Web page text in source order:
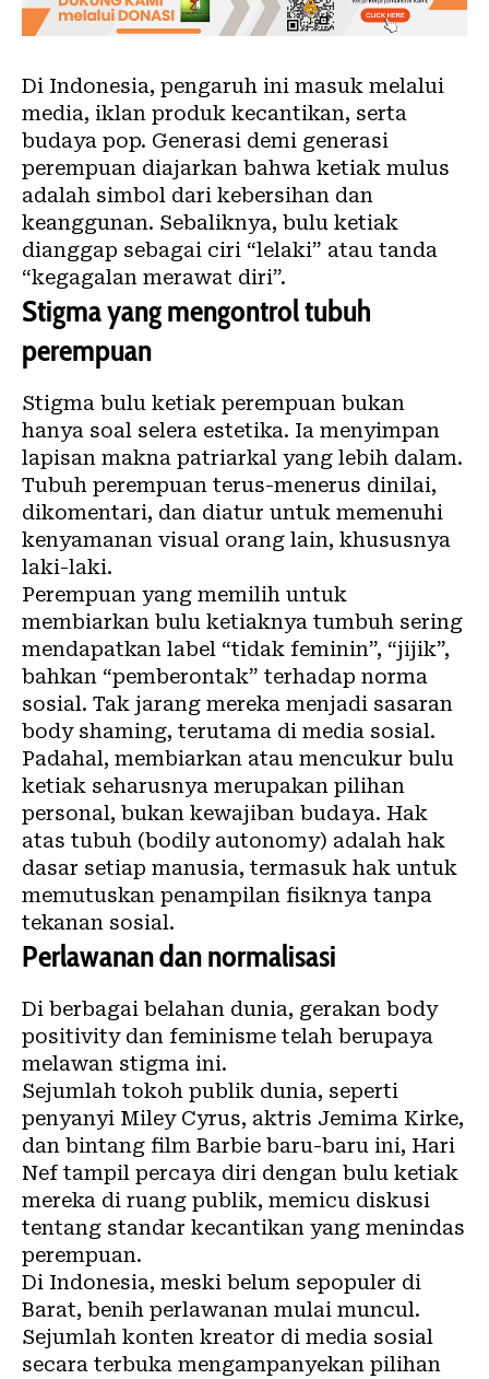
Di Indonesia, pengaruh ini masuk melalui
media, iklan produk kecantikan, serta
budaya pop. Generasi demi generasi
perempuan diajarkan bahwa ketiak mulus
adalah simbol dari kebersihan dan
keanggunan. Sebaliknya, bulu ketiak
dianggap sebagai ciri “lelaki” atau tanda
“kegagalan merawat diri”.
Stigma yang mengontrol tubuh
perempuan
Stigma bulu ketiak perempuan bukan
hanya soal selera estetika. Ia menyimpan
lapisan makna patriarkal yang lebih dalam.
Tubuh perempuan terus-menerus dinilai,
dikomentari, dan diatur untuk memenuhi
kenyamanan visual orang lain, khususnya
laki-laki.
Perempuan yang memilih untuk
membiarkan bulu ketiaknya tumbuh sering
mendapatkan label “tidak feminin”, “jijik”,
bahkan “pemberontak” terhadap norma
sosial. Tak jarang mereka menjadi sasaran
body shaming, terutama di media sosial.
Padahal, membiarkan atau mencukur bulu
ketiak seharusnya merupakan pilihan
personal, bukan kewajiban budaya. Hak
atas tubuh (bodily autonomy) adalah hak
dasar setiap manusia, termasuk hak untuk
memutuskan penampilan fisiknya tanpa
tekanan sosial.
Perlawanan dan normalisasi
Di berbagai belahan dunia, gerakan body
positivity dan feminisme telah berupaya
melawan stigma ini.
Sejumlah tokoh publik dunia, seperti
penyanyi Miley Cyrus, aktris Jemima Kirke,
dan bintang film Barbie baru-baru ini, Hari
Nef tampil percaya diri dengan bulu ketiak
mereka di ruang publik, memicu diskusi
tentang standar kecantikan yang menindas
perempuan.
Di Indonesia, meski belum sepopuler di
Barat, benih perlawanan mulai muncul.
Sejumlah konten kreator di media sosial
secara terbuka mengampanyekan pilihan